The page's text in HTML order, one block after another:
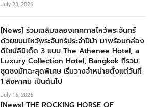
July 23, 2026
[News] ร่วมเฉลิมฉลองเทศกาลไหว้พระจันทร์
ด้วยขนมไหว้พระจันทร์ประจำปีม้า มาพร้อมกล่อง
ดีไซน์ลิมิเต็ด 3 แบบ The Athenee Hotel, a
Luxury Collection Hotel, Bangkok ที่รวม
ชุดชงมัทฉะสุดพิเศษ เริ่มวางจำหน่ายตั้งแต่วันที่
1 สิงหาคม เป็นต้นไป
July 16, 2026